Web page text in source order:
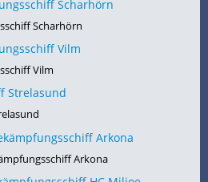
Scharhörn
Vilm
Arkona